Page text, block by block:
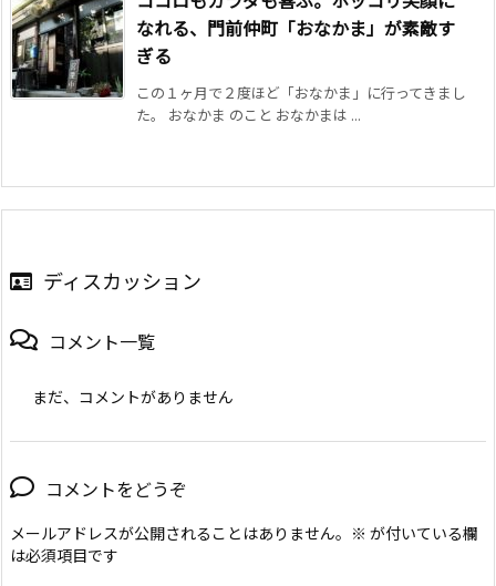
なれる、門前仲町「おなかま」が素敵す
ぎる
この１ヶ月で２度ほど「おなかま」に行ってきまし
た。 おなかま のこと おなかまは ...
ディスカッション
コメント一覧
まだ、コメントがありません
コメントをどうぞ
メールアドレスが公開されることはありません。 ※ が付いている欄
は必須項目です